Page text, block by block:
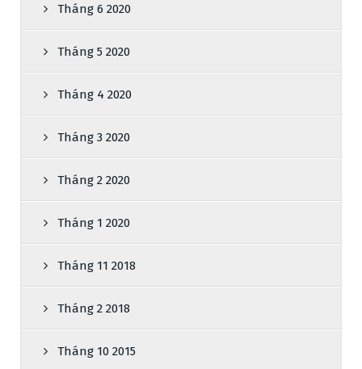
Tháng 6 2020
Tháng 5 2020
Tháng 4 2020
Tháng 3 2020
Tháng 2 2020
Tháng 1 2020
Tháng 11 2018
Tháng 2 2018
Tháng 10 2015